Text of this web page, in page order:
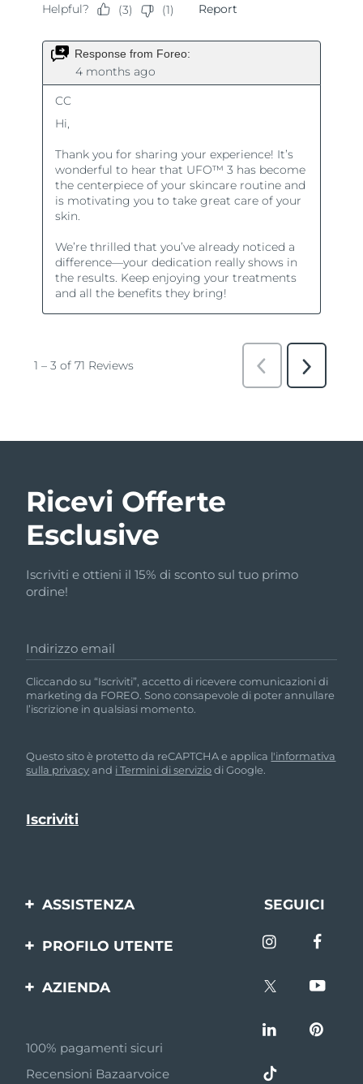
Ricevi Offerte
Esclusive
Iscriviti e ottieni il 15% di sconto sul tuo primo
ordine!
Indirizzo email
Cliccando su “Iscriviti”, accetto di ricevere comunicazioni di
marketing da FOREO. Sono consapevole di poter annullare
l’iscrizione in qualsiasi momento.
Questo sito è protetto da reCAPTCHA e applica l'informativa
sulla privacyand i Termini di serviziodi Google.
ASSISTENZA
Contattaci
batteria
SEGUICI
PROFILO UTENTE
prodotto
AZIENDA
Affiliazione
100% pagamenti sicuri
Recensioni Bazaarvoice